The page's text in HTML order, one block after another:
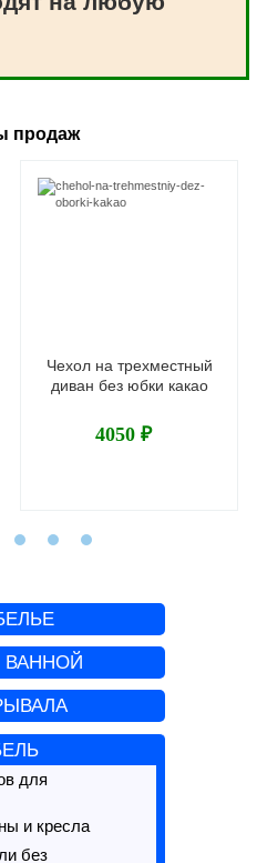
ВАННОЙ
для
и кресла
без
продаж
Чехол на трехместный
диван без юбки какао
4050 ₽